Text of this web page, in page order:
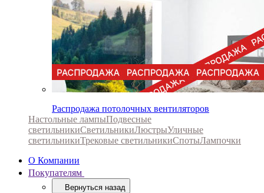
Распродажа потолочных вентиляторов
Настольные лампыПодвесные
светильникиСветильникиЛюстрыУличные
светильникиТрековые светильникиСпотыЛампочки
О Компании
Покупателям
Вернуться назад